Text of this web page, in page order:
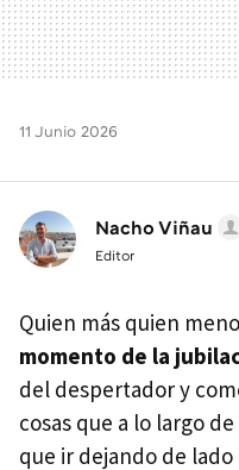
11 Junio 2026
Nacho Viñau
Editor
Quien más quien
momento de la
del despertador y
cosas que a lo largo
que ir dejando de